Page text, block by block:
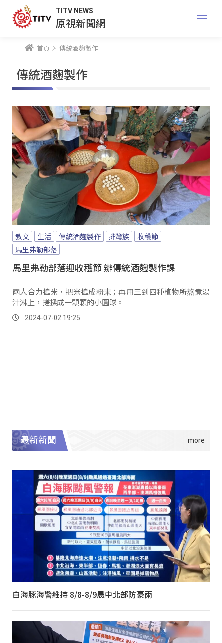
TITV NEWS
原視新聞網
首頁 傳統酒麴製作
傳統酒麴製作
教文 生活 傳統酒麴製作 排灣族
收穫節
馬里弗勒部落
馬里弗勒部落迎收穫節 辦傳統酒麴製作課
兩人合力搗米，把米搗成粉末；再用三到四種植物所熬煮湯
汁淋上，搓揉成一顆顆的小圓球。
2024-07-02 19:25
最新新聞
白海豚海警維持 8/8-8/9晨中北部防豪雨